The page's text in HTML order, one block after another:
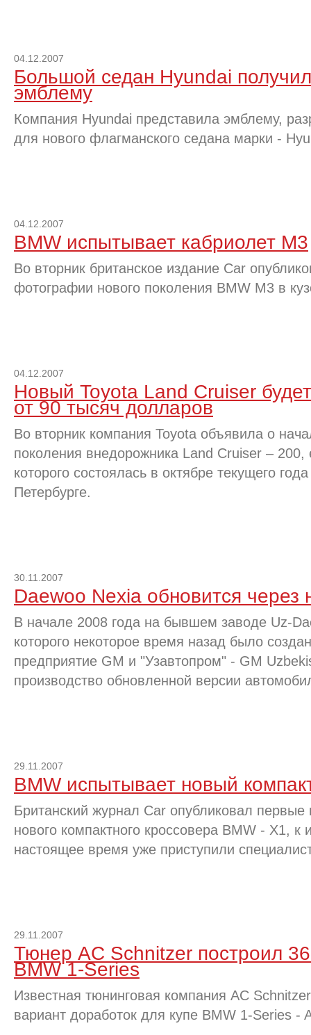
04.12.2007
Большой седан Hyundai
эмблему
Компания Hyundai представила эмблему,
для нового флагманского седана марки -
04.12.2007
BMW испытывает кабриолет M3
Во вторник британское издание Car
фотографии нового поколения BMW M3 в
04.12.2007
Новый Toyota Land Cruiser
от 90 тысяч долларов
Во вторник компания Toyota объявила о
поколения внедорожника Land Cruiser – 200,
которого состоялась в октябре текущего
Петербурге.
30.11.2007
Daewoo Nexia обновится через
В начале 2008 года на бывшем заводе Uz-
которого некоторое время назад было
предприятие GM и "Узавтопром" - GM
производство обновленной версии
29.11.2007
BMW испытывает новый
Британский журнал Car опубликовал
нового компактного кроссовера BMW - X1, к
настоящее время уже приступили
29.11.2007
Тюнер AC Schnitzer построил
BMW 1-Series
Известная тюнинговая компания AC
вариант доработок для купе BMW 1-Series -